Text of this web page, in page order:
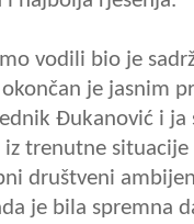
vodili bio je
je jasnim
Đukanović i ja
trenutne situacije
društveni
je bila spremna